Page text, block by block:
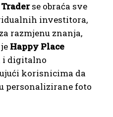
Traderse obraća sve
investitora,
razmjenu znanja,
Happy Place
i digitalno
korisnicima da
personalizirane foto